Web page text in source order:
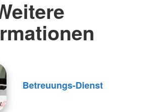
Betreuungs-Dienst